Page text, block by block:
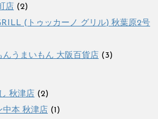
店 (2)
(トゥッカーノ グリル) 秋葉原2号
んうまいもん 大阪百貨店 (3)
秋津店 (2)
中本 秋津店 (1)